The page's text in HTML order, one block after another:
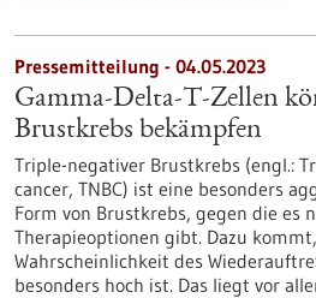
Pressemitteilung - 04.05.2023
Gamma-Delta-T-Zellen
Brustkrebs bekämpfen
Triple-negativer Brustkrebs (engl.:
cancer, TNBC) ist eine besonders
Form von Brustkrebs, gegen die es
Therapieoptionen gibt. Dazu
Wahrscheinlichkeit des
besonders hoch ist. Das liegt vor